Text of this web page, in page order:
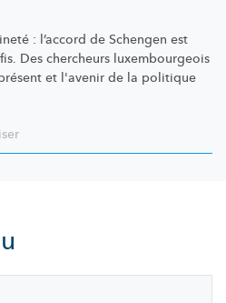
: l’accord de Schengen est
Des chercheurs luxembourgeois
et l'avenir de la politique